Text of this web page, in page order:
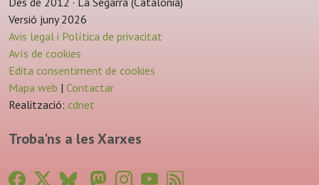
Versió juny 2026
Avis legal i Política de privacitat
Avís de cookies
Edita consentiment de cookies
Mapa web | Contactar
Realització: cdnet
Troba'ns a les Xarxes